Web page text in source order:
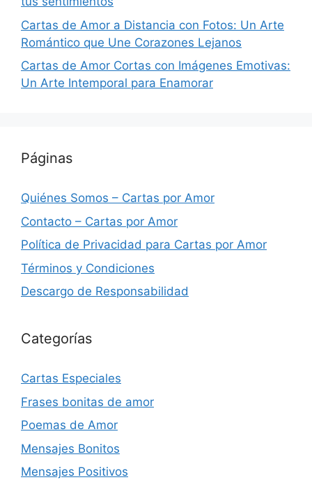
Cartas de Amor a Distancia con Fotos: Un Arte
Romántico que Une Corazones Lejanos
Cartas de Amor Cortas con Imágenes Emotivas:
Un Arte Intemporal para Enamorar
Páginas
Quiénes Somos – Cartas por Amor
Contacto – Cartas por Amor
Política de Privacidad para Cartas por Amor
Términos y Condiciones
Descargo de Responsabilidad
Categorías
Cartas Especiales
Frases bonitas de amor
Poemas de Amor
Mensajes Bonitos
Mensajes Positivos